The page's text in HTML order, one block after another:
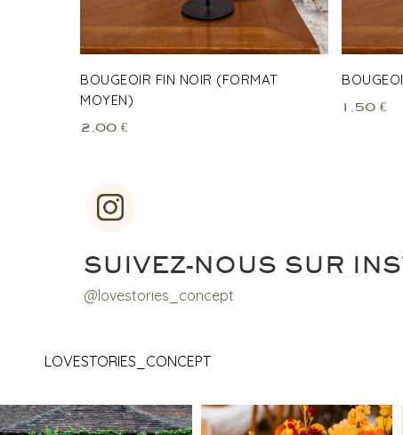
BOUGEOIR FIN NOIR (FORMAT
MOYEN)
2,00 €
1,50€
SUIVEZ-NOUS SUR
@lovestories_concept
LOVESTORIES_CONCEPT